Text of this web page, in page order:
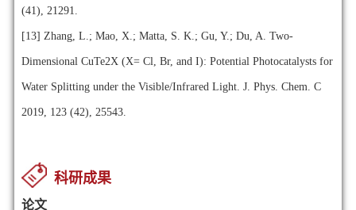
(41), 21291.
[13] Zhang, L.; Mao, X.; Matta, S. K.; Gu, Y.; Du, A. Two-
Dimensional CuTe2X (X= Cl, Br, and I): Potential Photocatalysts for
Water Splitting under the Visible/Infrared Light. J. Phys. Chem. C
2019, 123 (42), 25543.
科研成果
论文